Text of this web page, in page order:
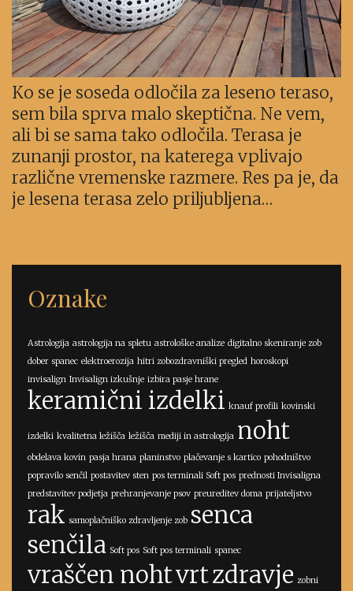
Ko se je soseda odločila za leseno teraso,
sem bila sprva malo skeptična. Ne vem,
ali bi se sama tako odločila. Terasa je
zunanji prostor, na katerega vplivajo
različne vremenske razmere. Res pa je, da
je lesena terasa zelo priljubljena…
Oznake
Astrologija astrologija na spletu astrološke analize digitalno skeniranje zob
dober spanec elektroerozija hitri zobozdravniški pregled horoskopi
invisalign Invisalign izkušnje izbira pasje hrane
keramični izdelki knauf profili kovinski
izdelki kvalitetna ležišča ležišča mediji in astrologija noht
obdelava kovin pasja hrana planinstvo plačevanje s kartico pohodništvo
popravilo senčil postavitev sten pos terminali Soft pos prednosti Invisaligna
predstavitev podjetja prehranjevanje psov preureditev doma prijateljstvo
rak samoplačniško zdravljenje zob senca
senčila Soft pos Soft pos terminali spanec
vraščen nohtvrtzdravje zobni